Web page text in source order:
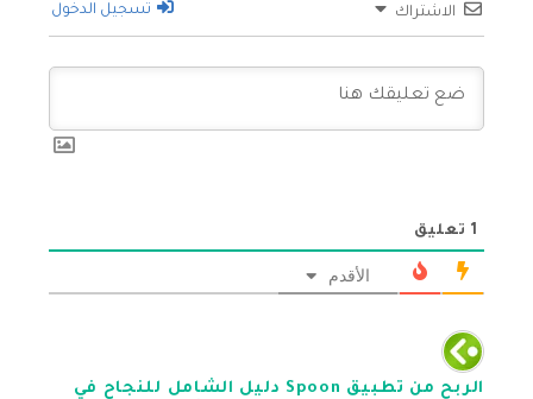
الاشتراك تسجيل الدخول
1 تعليق
الأقدم
الربح من تطبيق Spoon دليل الشامل للنجاح في